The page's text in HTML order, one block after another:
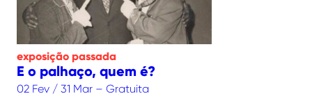
exposição passada
E o palhaço, quem é?
02 Fev / 31 Mar – Gratuita